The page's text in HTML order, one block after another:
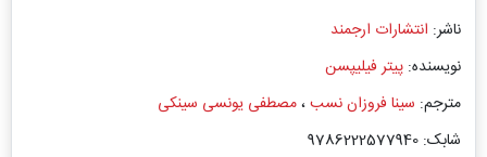
ناشر: انتشارات ارجمند
نویسنده: پیتر فیلیپسن
مترجم: سینا فروزان نسب،مصطفی یونسی سینکی
شابک: 9786222577940